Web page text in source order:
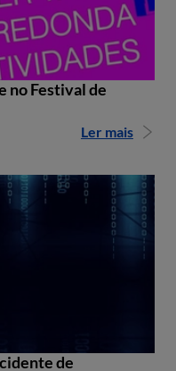
no Festival de
Ler mais
de